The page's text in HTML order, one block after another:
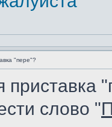
"пере"?
приставка
слово "